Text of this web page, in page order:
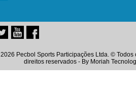
2026 Pecbol Sports Participações Ltda. © Todos
direitos reservados - By Moriah